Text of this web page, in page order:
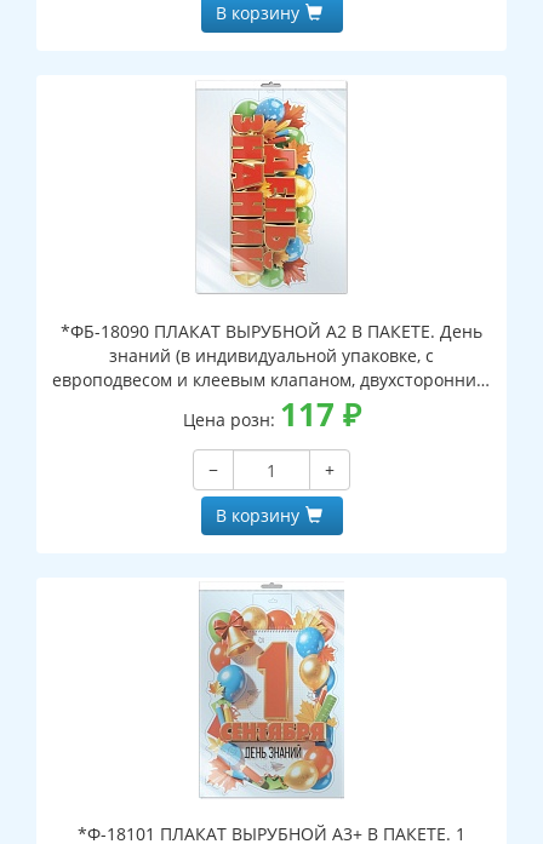
В корзину
*ФБ-18090 ПЛАКАТ ВЫРУБНОЙ А2 В ПАКЕТЕ. День
знаний (в индивидуальной упаковке, с
европодвесом и клеевым клапаном, двухсторонний,
ВД-лак)
Цена розн: 117 ₽
−
+
В корзину
*Ф-18101 ПЛАКАТ ВЫРУБНОЙ А3+ В ПАКЕТЕ. 1